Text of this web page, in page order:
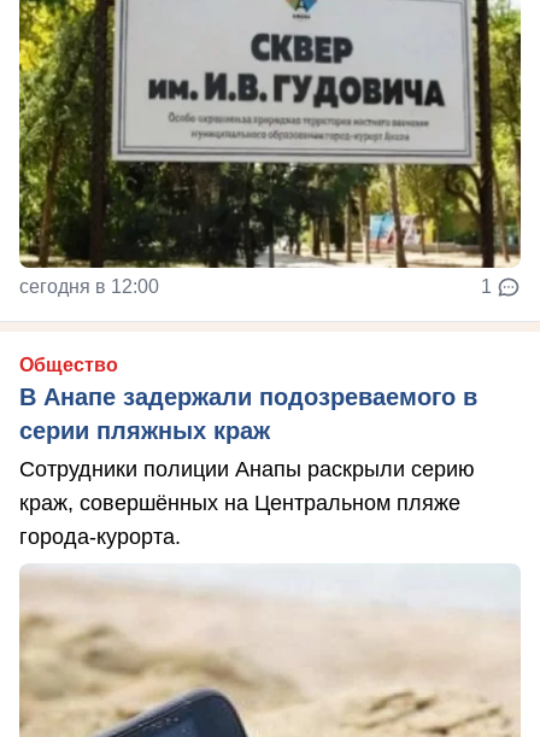
сегодня в 12:00 1
Общество
В Анапе задержали подозреваемого в
серии пляжных краж
Сотрудники полиции Анапы раскрыли серию
краж, совершённых на Центральном пляже
города-курорта.